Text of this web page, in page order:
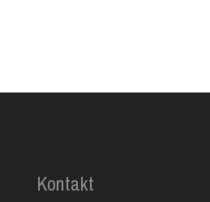
Kontakt